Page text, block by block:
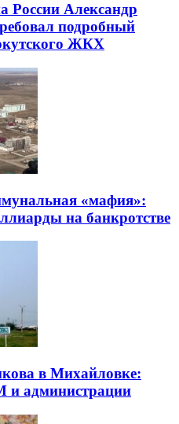
России Александр
подробный
ЖКХ
«мафия»:
на банкротстве
в Михайловке:
и администрации